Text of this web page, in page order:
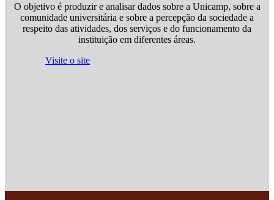
O objetivo é produzir e analisar dados sobre a Unicamp, sobre a
comunidade universitária e sobre a percepção da sociedade a
respeito das atividades, dos serviços e do funcionamento da
instituição em diferentes áreas.
Visite o site